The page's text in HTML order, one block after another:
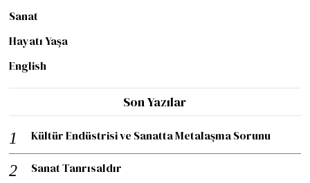
Sanat
Hayatı Yaşa
English
Son Yazılar
Kültür Endüstrisi ve Sanatta Metalaşma Sorunu
Sanat Tanrısaldır